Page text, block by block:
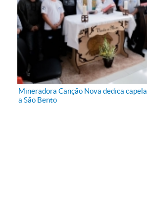
Mineradora Canção Nova dedica capela
a São Bento